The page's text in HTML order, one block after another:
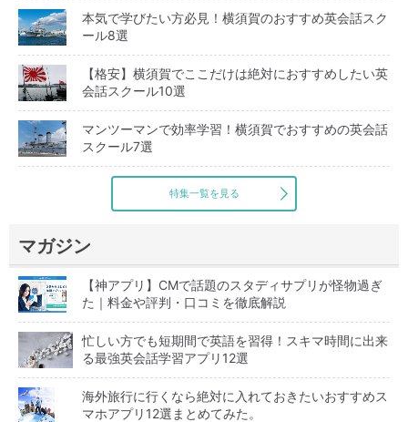
本気で学びたい方必見！横須賀のおすすめ英会話スク
ール8選
【格安】横須賀でここだけは絶対におすすめしたい英
会話スクール10選
マンツーマンで効率学習！横須賀でおすすめの英会話
スクール7選
特集一覧を見る
マガジン
【神アプリ】CMで話題のスタディサプリが怪物過ぎ
た｜料金や評判・口コミを徹底解説
忙しい方でも短期間で英語を習得！スキマ時間に出来
る最強英会話学習アプリ12選
海外旅行に行くなら絶対に入れておきたいおすすめス
マホアプリ12選まとめてみた。